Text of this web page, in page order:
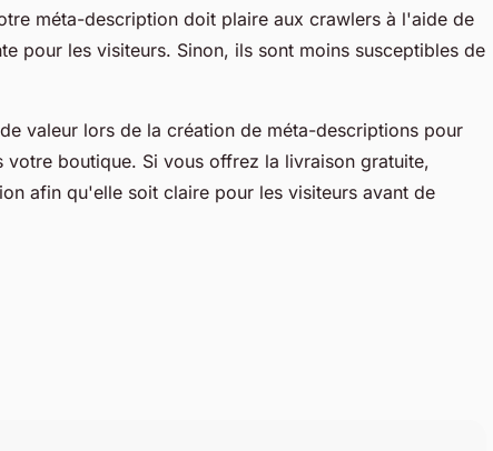
méta-description doit plaire aux crawlers à l'aide de
pour les visiteurs. Sinon, ils sont moins susceptibles de
valeur lors de la création de méta-descriptions pour
boutique. Si vous offrez la livraison gratuite,
afin qu'elle soit claire pour les visiteurs avant de